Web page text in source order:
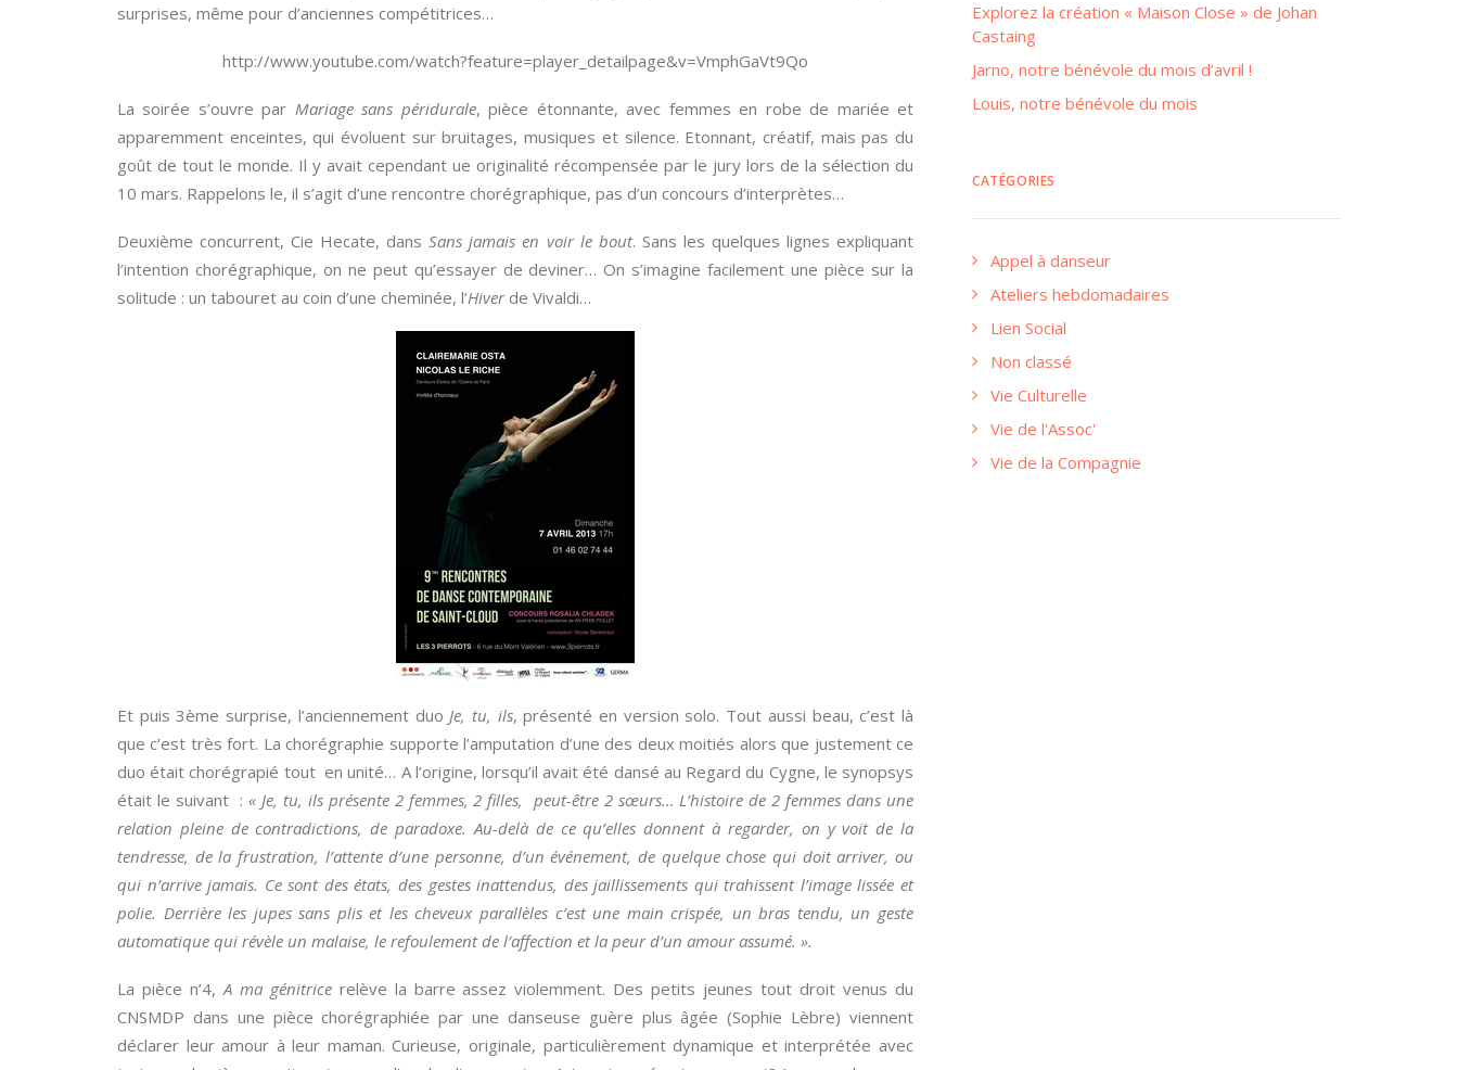
surprises, même pour d’anciennes compétitrices…
http://www.youtube.com/watch?feature=player_detailpage&v=VmphGaVt9Qo
La soirée s’ouvre par Mariage sans péridurale, pièce étonnante, avec femmes en robe de mariée et
apparemment enceintes, qui évoluent sur bruitages, musiques et silence. Etonnant, créatif, mais pas du
goût de tout le monde. Il y avait cependant ue originalité récompensée par le jury lors de la sélection du
10 mars. Rappelons le, il s’agit d’une rencontre chorégraphique, pas d’un concours d’interprètes…
Deuxième concurrent, Cie Hecate, dansSans jamais en voir le bout. Sans les quelques lignes expliquant
l’intention chorégraphique, on ne peut qu’essayer de deviner… On s’imagine facilement une pièce sur la
solitude : un tabouret au coin d’une cheminée, l’Hiverde Vivaldi…
Et puis 3ème surprise, l’anciennement duoJe, tu, ils, présenté en version solo. Tout aussi beau, c’est là
que c’est très fort. La chorégraphie supporte l’amputation d’une des deux moitiés alors que justement ce
duo était chorégrapié tout en unité… A l’origine, lorsqu’il avait été dansé au Regard du Cygne, le synopsys
était le suivant : « Je, tu, ils présente 2 femmes, 2 filles, peut-être 2 sœurs… L’histoire de 2 femmes dans une
relation pleine de contradictions, de paradoxe. Au-delà de ce qu’elles donnent à regarder, on y voit de la
tendresse, de la frustration, l’attente d’une personne, d’un événement, de quelque chose qui doit arriver, ou
qui n’arrive jamais. Ce sont des états, des gestes inattendus, des jaillissements qui trahissent l’image lissée et
polie. Derrière les jupes sans plis et les cheveux parallèles c’est une main crispée, un bras tendu, un geste
automatique qui révèle un malaise, le refoulement de l’affection et la peur d’un amour assumé. ».
La pièce n’4,A ma génitricerelève la barre assez violemment. Des petits jeunes tout droit venus du
CNSMDP dans une pièce chorégraphiée par une danseuse guère plus âgée (Sophie Lèbre) viennent
déclarer leur amour à leur maman. Curieuse, originale, particulièrement dynamique et interprétée avec
Explorez la création « Maison Close » de Johan
Castaing
Jarno, notre bénévole du mois d’avril !
Louis, notre bénévole du mois
CATÉGORIES
Appel à danseur
Ateliers hebdomadaires
Lien Social
Non classé
Vie Culturelle
Vie de l'Assoc'
Vie de la Compagnie